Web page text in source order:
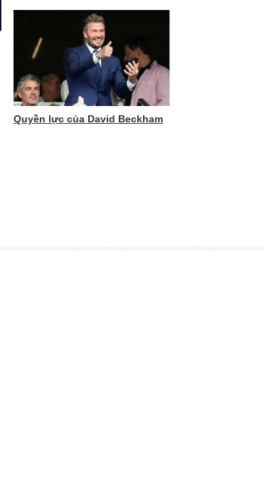
Quyền lực của David Beckham